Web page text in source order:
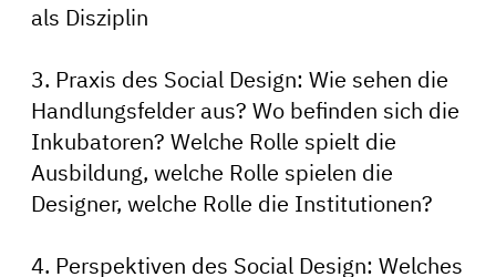
als Disziplin
3. Praxis des Social Design: Wie sehen die
Handlungsfelder aus? Wo befinden sich die
Inkubatoren? Welche Rolle spielt die
Ausbildung, welche Rolle spielen die
Designer, welche Rolle die Institutionen?
4. Perspektiven des Social Design: Welches